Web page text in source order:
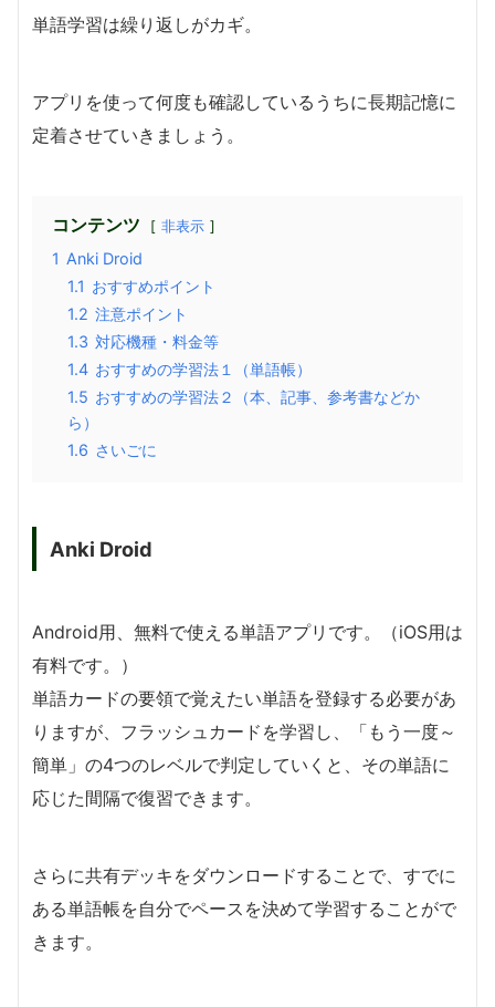
単語学習は繰り返しがカギ。
アプリを使って何度も確認しているうちに長期記憶に
定着させていきましょう。
コンテンツ 非表示
1 Anki Droid
1.1 おすすめポイント
1.2 注意ポイント
1.3 対応機種・料金等
1.4 おすすめの学習法１（単語帳）
1.5 おすすめの学習法２（本、記事、参考書などか
ら）
1.6 さいごに
Anki Droid
Android用、無料で使える単語アプリです。（iOS用は
有料です。）
単語カードの要領で覚えたい単語を登録する必要があ
りますが、フラッシュカードを学習し、「もう一度～
簡単」の4つのレベルで判定していくと、その単語に
応じた間隔で復習できます。
さらに共有デッキをダウンロードすることで、すでに
ある単語帳を自分でペースを決めて学習することがで
きます。